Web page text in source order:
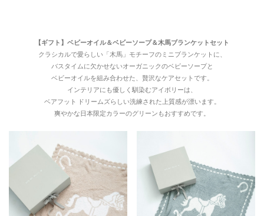
【ギフト】ベビーオイル＆ベビーソープ＆木馬ブランケットセット
クラシカルで愛らしい「木馬」モチーフのミニブランケットに、
バスタイムに欠かせないオーガニックのベビーソープと
ベビーオイルを組み合わせた、贅沢なケアセットです。
インテリアにも優しく馴染むアイボリーは、
ベアフット ドリームズらしい洗練された上質感が漂います。
爽やかな日本限定カラーのグリーンもおすすめです。